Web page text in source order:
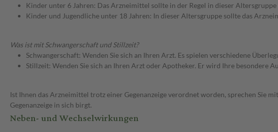
Kinder unter 6 Jahren: Das Arzneimittel sollte in der Regel in dieser
Kinder und Jugendliche unter 18 Jahren: In dieser Altersgruppe sollte das
Was ist mit Schwangerschaft und Stillzeit?
Schwangerschaft: Wenden Sie sich an Ihren Arzt. Es spielen verschiedene
Stillzeit: Wenden Sie sich an Ihren Arzt oder Apotheker. Er wird Ihre besondere
Ist Ihnen das Arzneimittel trotz einer Gegenanzeige verordnet worden, sprechen Sie
Gegenanzeige in sich birgt.
Neben- und Wechselwirkungen